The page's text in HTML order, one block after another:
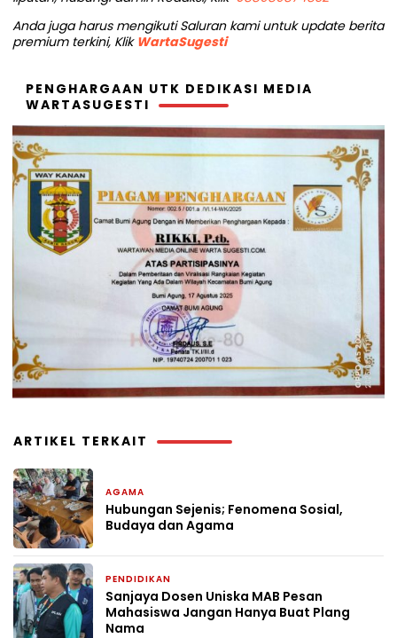
Anda juga harus mengikuti Saluran kami untuk update berita
premium terkini, Klik WartaSugesti
PENGHARGAAN UTK DEDIKASI MEDIA
WARTASUGESTI
ARTIKEL TERKAIT
AGAMA
Hubungan Sejenis; Fenomena Sosial,
Budaya dan Agama
PENDIDIKAN
Sanjaya Dosen Uniska MAB Pesan
Mahasiswa Jangan Hanya Buat Plang
Nama